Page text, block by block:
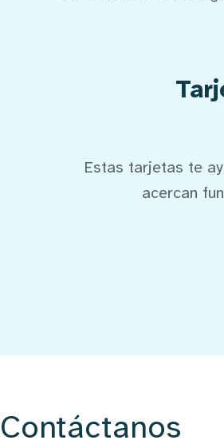
Estas tarjetas te
acercan
Contáctanos